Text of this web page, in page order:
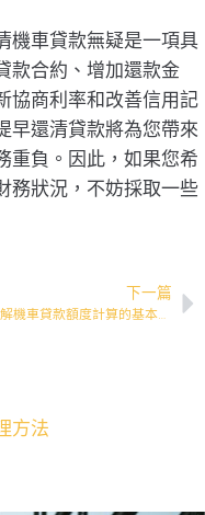
機車貸款無疑是一項具
款合約、增加還款金
協商利率和改善信用記
早還清貸款將為您帶來
重負。因此，如果您希
務狀況，不妨採取一些
下一篇
快速了解機車貸款額度計算的基本原則
方法